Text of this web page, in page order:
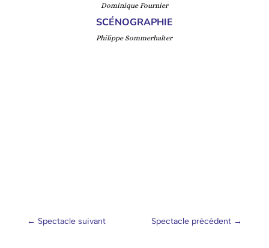
Dominique Fournier
SCÉNOGRAPHIE
Philippe Sommerhalter
← Spectacle suivant Spectacle précédent →